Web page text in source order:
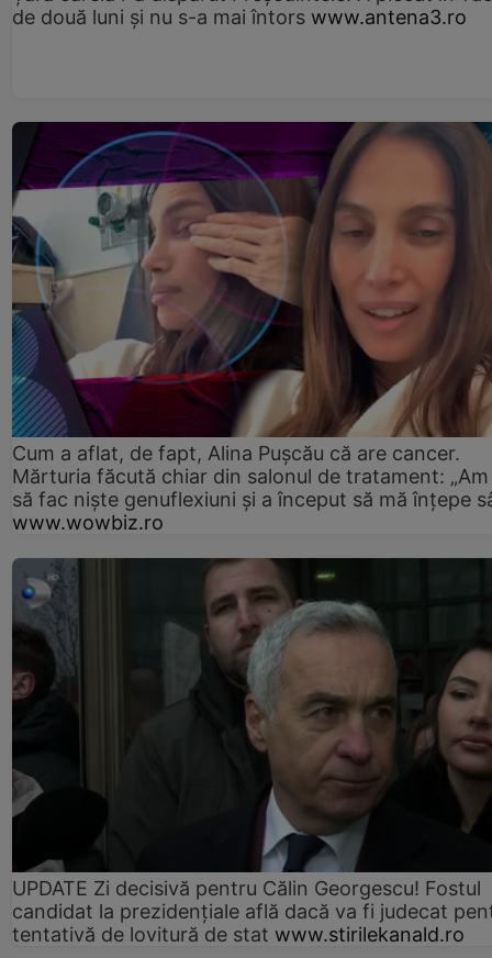
de două luni și nu s-a mai întors www.antena3.ro
Cum a aflat, de fapt, Alina Pușcău că are cancer.
Mărturia făcută chiar din salonul de tratament:
să fac niște genuflexiuni și a început să mă înțepe
www.wowbiz.ro
UPDATE Zi decisivă pentru Călin Georgescu! Fostul
candidat la prezidențiale află dacă va fi judecat
tentativă de lovitură de stat www.stirilekanald.ro